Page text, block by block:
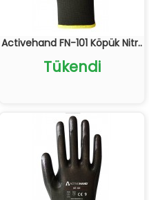
Activehand FN-101 Köpük Nitr..
Tükendi